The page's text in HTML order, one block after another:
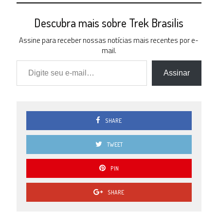
Descubra mais sobre Trek Brasilis
Assine para receber nossas notícias mais recentes por e-
mail.
Digite seu e-mail…
Assinar
SHARE
TWEET
PIN
SHARE